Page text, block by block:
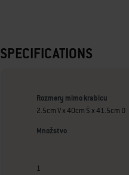
SPECIFICATIONS
Rozmery mimo krabicu
2.5cm V x 40cm Š x 41.5cm D
Množstvo
1